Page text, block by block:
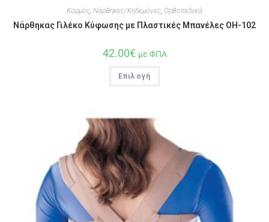
Κορμός Νάρθηκες/Κηδεμόνες Ορθοπεδικά
Νάρθηκας Γιλέκο Κύφωσης με Πλαστικές Μπανέλες OH-102
42.00€ με ΦΠΑ
Επιλογή